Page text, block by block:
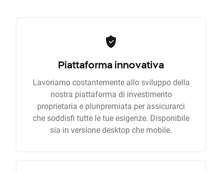
Piattaforma innovativa
Lavoriamo costantemente allo sviluppo della
nostra piattaforma di investimento
proprietaria e pluripremiata per assicurarci
che soddisfi tutte le tue esigenze. Disponibile
sia in versione desktop che mobile.